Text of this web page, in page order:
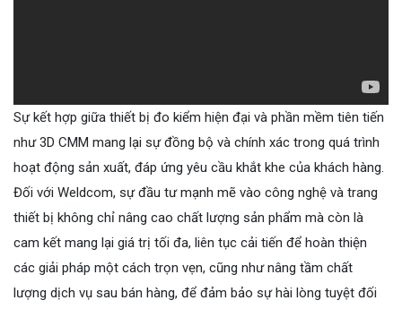
Sự kết hợp giữa thiết bị đo kiểm hiện đại và phần mềm tiên tiến
như 3D CMM mang lại sự đồng bộ và chính xác trong quá trình
hoạt động sản xuất, đáp ứng yêu cầu khắt khe của khách hàng.
Đối với Weldcom, sự đầu tư mạnh mẽ vào công nghệ và trang
thiết bị không chỉ nâng cao chất lượng sản phẩm mà còn là
cam kết mang lại giá trị tối đa, liên tục cải tiến để hoàn thiện
các giải pháp một cách trọn vẹn, cũng như nâng tầm chất
lượng dịch vụ sau bán hàng, để đảm bảo sự hài lòng tuyệt đối